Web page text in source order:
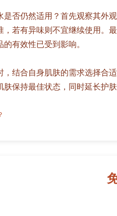
是否仍然适用？首先观察其外
，若有异味则不宜继续使用。
有效性已受到影响。
，结合自身肌肤的需求选择合
保持最佳状态，同时延长护肤